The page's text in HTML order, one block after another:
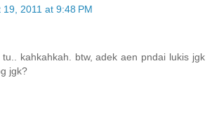
19, 2011 at 9:48 PM
kahkahkah. btw, adek aen pndai lukis jgk
jgk?